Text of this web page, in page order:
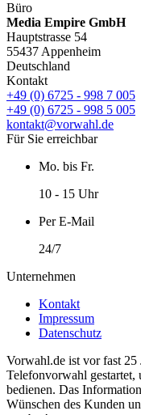
Büro
Media Empire GmbH
Hauptstrasse 54
55437 Appenheim
Deutschland
Kontakt
+49 (0) 6725 - 998 7 005
+49 (0) 6725 - 998 5 005
kontakt@vorwahl.de
Für Sie erreichbar
Mo. bis Fr.
10 - 15 Uhr
Per E-Mail
24/7
Unternehmen
Kontakt
Impressum
Datenschutz
Vorwahl.de ist vor fast 25
Telefonvorwahl
bedienen. Das
Wünschen des Kunden